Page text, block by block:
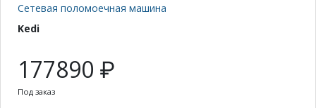
Сетевая поломоечная машина
Kedi
177890 ₽
Под заказ